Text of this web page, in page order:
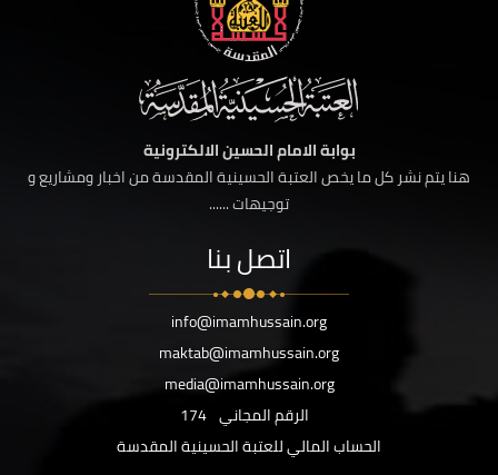
بوابة الامام الحسين الالكترونية
هنا يتم نشر كل ما يخص العتبة الحسينية المقدسة من اخبار ومشاريع و
توجيهات ......
اتصل بنا
info@imamhussain.org
maktab@imamhussain.org
media@imamhussain.org
الرقم المجاني 174
الحساب المالي للعتبة الحسينية المقدسة